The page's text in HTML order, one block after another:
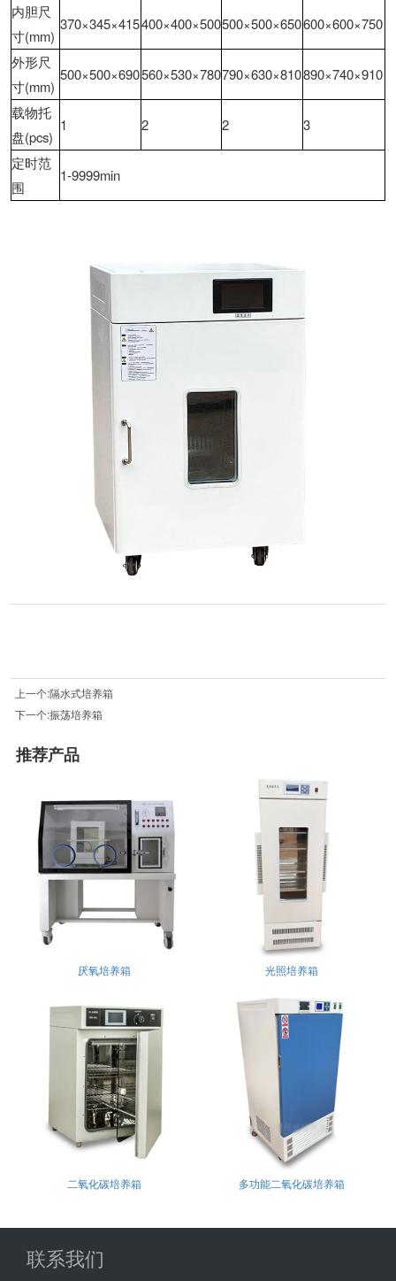
内胆尺
寸(mm)
370×345×415400×400×500500×500×650600×600×750
外形尺
寸(mm)
500×500×690560×530×780790×630×810890×740×910
载物托
盘(pcs)
1 2 2 3
定时范
围
1-9999min
上一个:隔水式培养箱
下一个:振荡培养箱
推荐产品
厌氧培养箱 光照培养箱
二氧化碳培养箱 多功能二氧化碳培养箱
联系我们